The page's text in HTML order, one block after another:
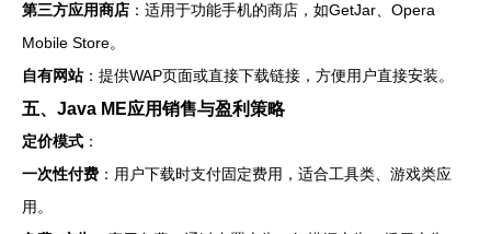
第三方应用商店 ：适用于功能手机的商店，如GetJar、Opera
Mobile Store。
自有网站：提供WAP页面或直接下载链接，方便用户直接安装。
五、Java ME应用销售与盈利策略
定价模式 ：
一次性付费 ：用户下载时支付固定费用，适合工具类、游戏类应
用。